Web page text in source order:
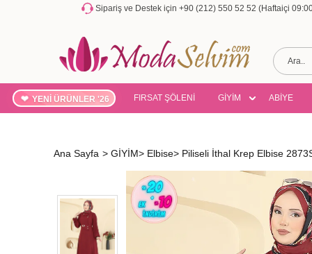
Sipariş ve Destek için +90 (212) 550 52 52 (Haftaiçi
YENİ ÜRÜNLER '26 FIRSAT ŞÖLENİ GİYİM ABİYE
Ana Sayfa > GİYİM> Elbise> Piliseli İthal Krep Elbise